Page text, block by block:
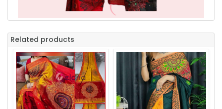
Related products